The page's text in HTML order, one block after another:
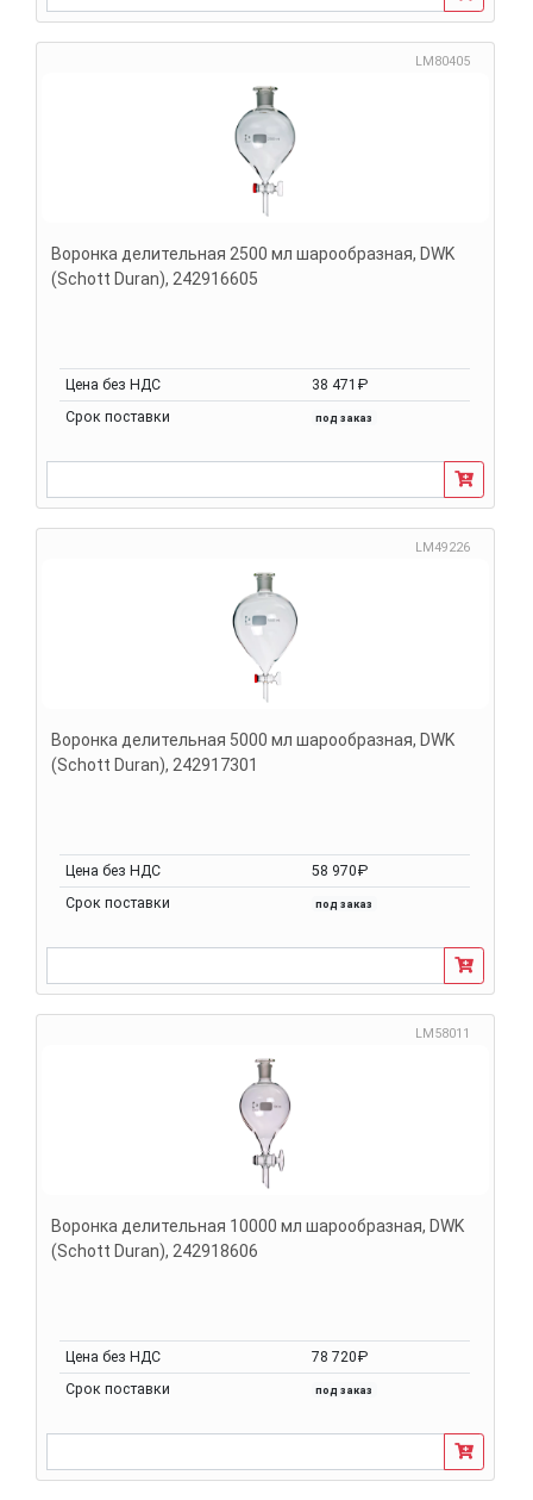
LM80405
Воронка делительная 2500 мл шарообразная, DWK
(Schott Duran), 242916605
Цена без НДС
38 471₽
Срок поставки
под заказ
LM49226
Воронка делительная 5000 мл шарообразная, DWK
(Schott Duran), 242917301
Цена без НДС
58 970₽
Срок поставки
под заказ
LM58011
Воронка делительная 10000 мл шарообразная, DWK
(Schott Duran), 242918606
Цена без НДС
78 720₽
Срок поставки
под заказ